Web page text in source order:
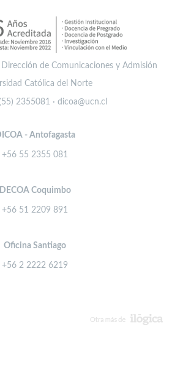
Dirección de Comunicaciones y Admisión
Católica del Norte
2355081 · dicoa@ucn.cl
- Antofagasta
+56 55 2355 081
DECOA Coquimbo
+56 51 2209 891
Oficina Santiago
+56 2 2222 6219